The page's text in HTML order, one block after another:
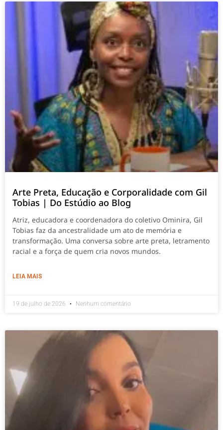
Arte Preta, Educação e Corporalidade com Gil
Tobias | Do Estúdio ao Blog
Atriz, educadora e coordenadora do coletivo Ominira, Gil
Tobias faz da ancestralidade um ato de memória e
transformação. Uma conversa sobre arte preta, letramento
racial e a força de quem cria novos mundos.
LEIA MAIS
19 de julho de 2026 Nenhum comentário